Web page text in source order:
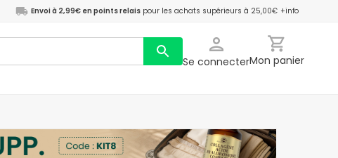
Envoi à 2,99€ en points relais pour les achats supérieurs à 25,00€ +info
Se connecterMon panier